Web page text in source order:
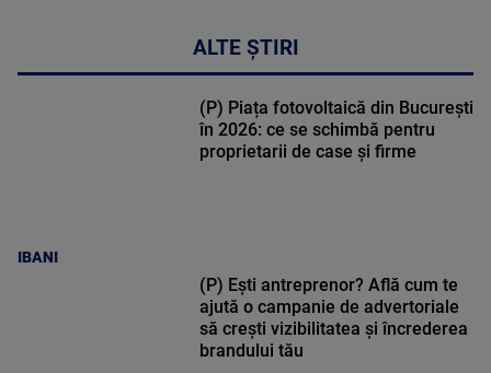
ALTE ȘTIRI
IBANI
(P) Piața fotovoltaică din București
în 2026: ce se schimbă pentru
proprietarii de case și firme
(P) Ești antreprenor? Află cum te
ajută o campanie de advertoriale
să crești vizibilitatea și încrederea
brandului tău